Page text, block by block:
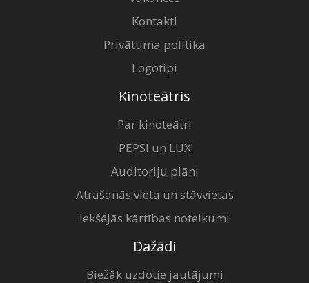
Kontakti
Privātuma politika
Logotipi
Kinoteātris
Par kinoteātri
PEPSI un LUX
Auditoriju plāni
Atrašanās vieta un stāvvietas
Iekšējās kārtības noteikumi
Dažādi
Biežāk uzdotie jautājumi